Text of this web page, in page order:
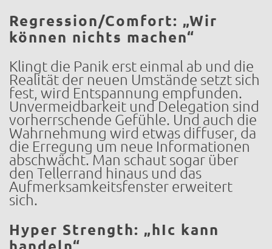
Regression/Comfort: „Wir
können nichts machen“
Klingt die Panik erst einmal ab und die
Realität der neuen Umstände setzt sich
fest, wird Entspannung empfunden.
Unvermeidbarkeit und Delegation sind
vorherrschende Gefühle. Und auch die
Wahrnehmung wird etwas diffuser, da
die Erregung um neue Informationen
abschwächt. Man schaut sogar über
den Tellerrand hinaus und das
Aufmerksamkeitsfenster erweitert
sich.
Hyper Strength: „hIc kann